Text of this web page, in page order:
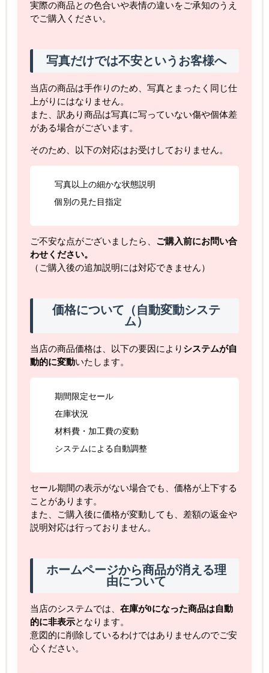
実際の商品との色合いや表情の違いをご承知のうえ
でご購入ください。
写真だけでは不安というお客様へ
当店の商品は手作りのため、写真とまったく同じ仕
上がりにはなりません。
また、訳あり商品は写真に写っていない傷や個体差
がある場合がございます。
そのため、以下の対応はお受けしておりません。
写真以上の細かな状態説明
個別の見た目指定
ご不安な点がございましたら、 ご購入前にお問い合
わせください。
（ご購入後の追加説明には対応できません）
価格について（自動変動システ
ム）
当店の商品価格は、以下の要因により システムが自
動的に変動いたします。
期間限定セール
在庫状況
材料費・加工費の変動
システムによる自動調整
セール期間の表示がない場合でも、価格が上下する
ことがあります。
また、ご購入後に価格が変動しても、差額の返金や
説明対応は行っておりません。
ホームページから商品が消える理
由について
当店のシステムでは、 在庫が0になった商品は自動
的に非表示となります。
意図的に削除しているわけではありませんのでご安
心ください。